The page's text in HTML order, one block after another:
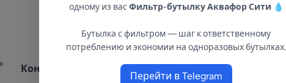
Контакты
+7 (951) 063-77-23
одному из вас Фильтр-бутылку Аквафор Сити 💧
Бутылка с фильтром — шаг к ответственному
потреблению и экономии на одноразовых бутылках.
Перейти в Telegram